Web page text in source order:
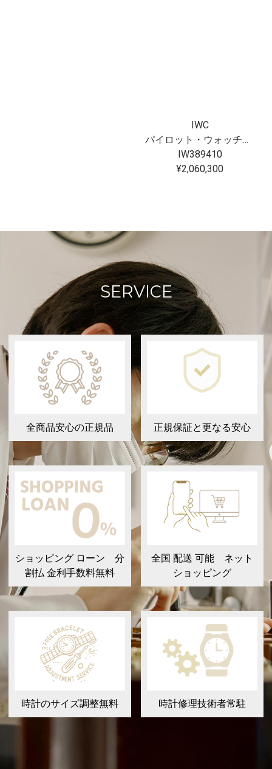
IWC
パイロット・ウォッチ・クロノグラフ 41 “プティ・プランス”
IW389410
¥2,060,300
SERVICE
全商品安心の正規品 正規保証と更なる安心
ショッピング ローン 分
割払 金利手数料無料
全国 配送 可能 ネット
ショッピング
時計のサイズ調整無料 時計修理技術者常駐